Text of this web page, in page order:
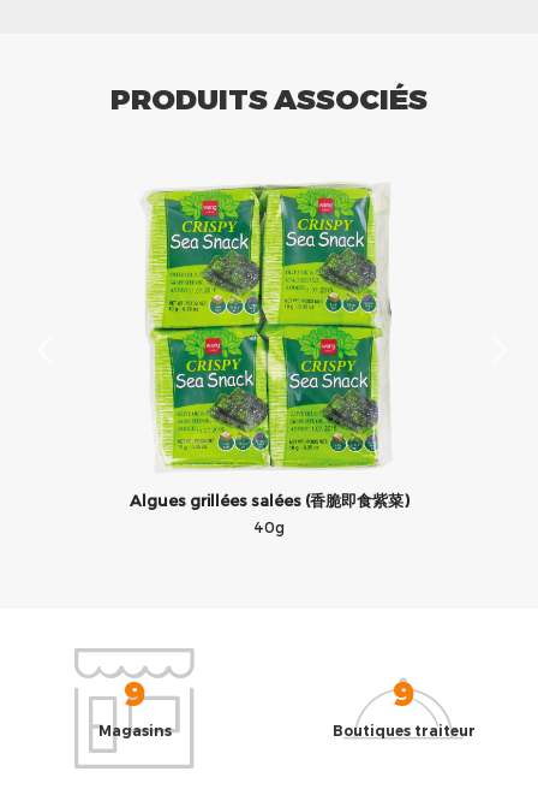
PRODUITS ASSOCIÉS
Algues grillées salées (香脆即食紫菜)
40g
9
Magasins
9
Boutiques traiteur